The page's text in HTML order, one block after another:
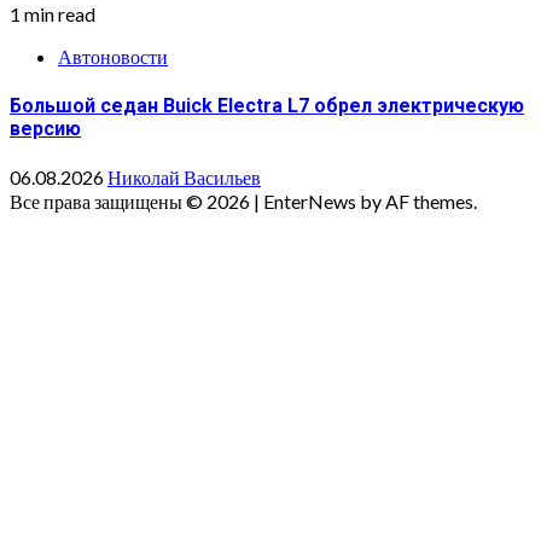
1 min read
Автоновости
Большой седан Buick Electra L7 обрел электрическую
версию
06.08.2026Николай Васильев
Все права защищены © 2026 | EnterNews by AF themes.